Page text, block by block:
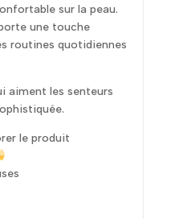
sur la peau.
une touche
routines quotidiennes
aiment les senteurs
le produit